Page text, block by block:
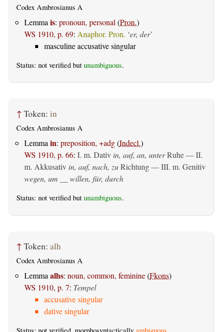
Codex Ambrosianus A
Lemma is: pronoun, personal (Pron.)
WS 1910, p. 69: Anaphor. Pron. ‘er, der’
masculine accusative singular
Status: not verified but unambiguous.
↑ Token: in
Codex Ambrosianus A
Lemma in: preposition, +adg(Indecl.)
WS 1910, p. 66: I. m. Dativ in, auf, an, unterRuhe — II.
m. Akkusativ in, auf, nach, zuRichtung — III. m. Genitiv
wegen, um __ willen, für, durch
Status: not verified but unambiguous.
↑ Token: alh
Codex Ambrosianus A
Lemmaalhs: noun, common, feminine(Fkons)
WS 1910, p. 7: Tempel
accusative singular
dative singular